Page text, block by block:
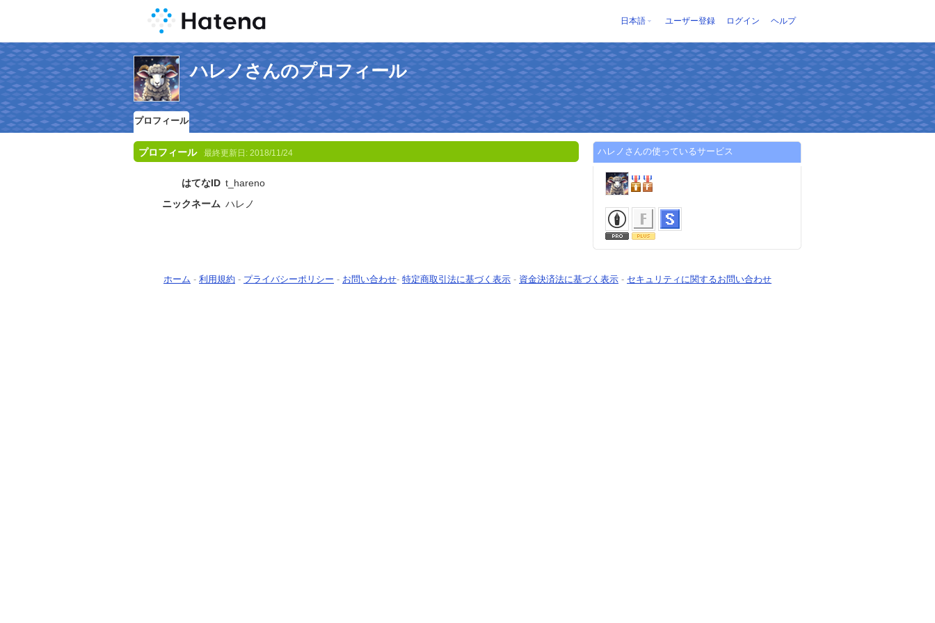
日本語 ユーザー登録 ログイン ヘルプ
ハレノさんのプロフィール
プロフィール
プロフィール 最終更新日: 2018/11/24
はてなID t_hareno
ニックネーム ハレノ
ハレノさんの使っているサービス
ホーム - 利用規約 - プライバシーポリシー - お問い合わせ- 特定商取引法に基づく表示 - 資金決済法に基づく表示 - セキュリティに関するお問い合わせ